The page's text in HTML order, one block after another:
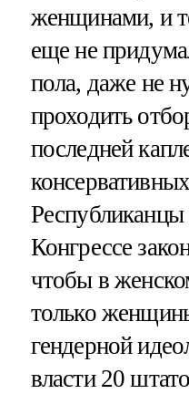
женщинами, и
еще не
пола, даже не
проходить
последней
Конгрессе
чтобы в
только
гендерной
власти 20